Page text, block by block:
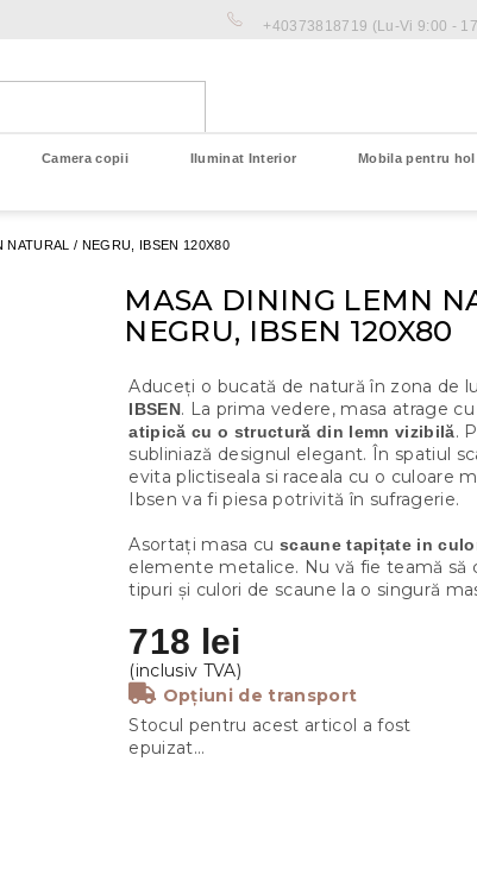
+40373818719 (Lu-Vi 9:00 -
Camera copii Iluminat Interior Mobila pentru hol
NATURAL / NEGRU, IBSEN 120X80
MASA DINING LEMN
NEGRU, IBSEN 120X80
718 lei
Opțiuni de transport
Stocul pentru acest articol a fost
epuizat…
Aduceți o bucată de natură în zona de
IBSEN. La prima vedere, masa atrage cu
atipică cu o structură din lemn vizibilă.
subliniază designul elegant. În spatiul
evita plictiseala si raceala cu o culoare
Ibsen va fi piesa potrivită în sufragerie.
Asortați masa cuscaune tapițate in
elemente metalice. Nu vă fie teamă să
tipuri și culori de scaune la o singură